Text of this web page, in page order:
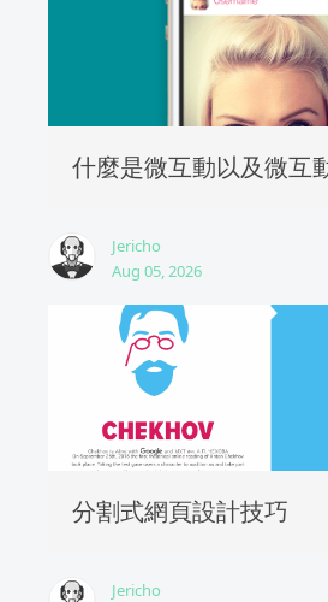
什麼是微互動以及微互
Jericho
Aug 05, 2026
分割式網頁設計技巧
Jericho